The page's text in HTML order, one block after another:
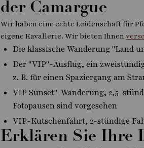
der Camargue
Wir haben eine echte Leidenschaft für
eigene Kavallerie. Wir bieten Ihnen
Die klassische Wanderung "Land
Der "VIP"-Ausflug, ein
z. B. für einen Spaziergang am
VIP Sunset"-Wanderung, 2,5-
Fotopausen sind vorgesehen
VIP-Kutschenfahrt, 2-stündige
Erklären Sie Ihre